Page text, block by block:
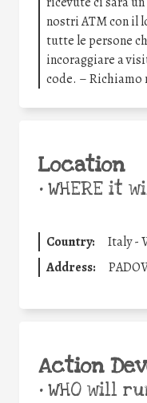
nostri ATM con il
tutte le persone
incoraggiare a
code. – Richiamo
Location
•WHERE it
Country:
Italy -
Address:
Action
•WHO will